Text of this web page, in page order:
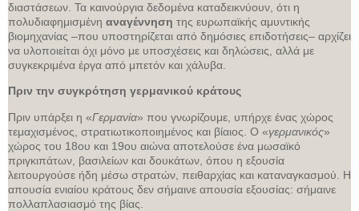
διαστάσεων. Τα καινούργια δεδομένα καταδεικνύουν, ότι η
πολυδιαφημισμένη αναγέννηση της ευρωπαϊκής αμυντικής
βιομηχανίας –που υποστηρίζεται από δημόσιες επιδοτήσεις– αρχίζει
να υλοποιείται όχι μόνο με υποσχέσεις και δηλώσεις, αλλά με
συγκεκριμένα έργα από μπετόν και χάλυβα.
Πριν την συγκρότηση γερμανικού κράτους
Πριν υπάρξει η «Γερμανία» που γνωρίζουμε, υπήρχε ένας χώρος
τεμαχισμένος, στρατιωτικοποιημένος και βίαιος. Ο «γερμανικός»
χώρος του 18ου και 19ου αιώνα αποτελούσε ένα μωσαϊκό
πριγκιπάτων, βασιλείων και δουκάτων, όπου η εξουσία
λειτουργούσε ήδη μέσω στρατών, πειθαρχίας και καταναγκασμού. Η
απουσία ενιαίου κράτους δεν σήμαινε απουσία εξουσίας: σήμαινε
πολλαπλασιασμό της βίας.